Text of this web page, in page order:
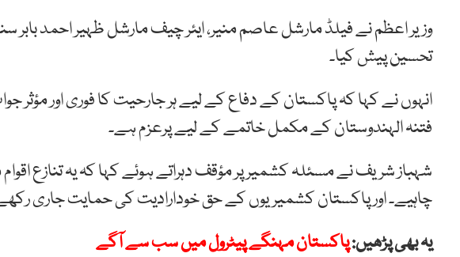
وزیر اعظم نے فیلڈ مارشل عاصم منیر، ایئر چیف مارشل ظہیر احمد بابر
تحسین پیش کیا۔
انہوں نے کہا کہ پاکستان کے دفاع کے لیے ہر جارحیت کا فوری اور مؤثر
فتنہ الہندوستان کے مکمل خاتمے کے لیے پرعزم ہے۔
شہباز شریف نے مسئلہ کشمیر پر مؤقف دہراتے ہوئے کہا کہ یہ تنازع
چاہیے۔ اور پاکستان کشمیریوں کے حق خودارادیت کی حمایت جاری
یہ بھی پڑھیں:پاکستان مہنگے پیٹرول میں سب سے آگے